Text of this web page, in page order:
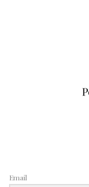
Email